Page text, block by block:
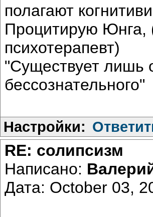
полагают
Процитирую Юнга,
психотерапевт)
"Существует лишь
бессознательного"
Настройки:
RE: солипсизм
Написано:
Дата: October 03,